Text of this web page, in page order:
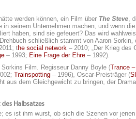
werden können, ein Film über The Steve,
seinem Unternehmen machen, und wenn
haben, sind sie gefeuert? Das wird
schließlich stammt von Aaron Sorkin,
the social network – 2010; „Der Krieg des
– 1993; Eine Frage der Ehre – 1992).
Film. Regisseur Danny Boyle (Trance
Trainspotting – 1996), Oscar-Preisträger (
aus dem Gleichgewicht zu bringen, der
Halbsatzes
es ist ihm wurst, ob sich die Szenen vor